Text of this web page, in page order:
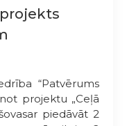
projekts
“Patvērums
projektu „Ceļā
piedāvāt 2